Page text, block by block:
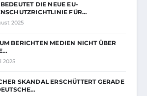
DIE NEUE EU-
FÜR…
2025
BERICHTEN MEDIEN NICHT ÜBER
2025
SKANDAL ERSCHÜTTERT GERADE